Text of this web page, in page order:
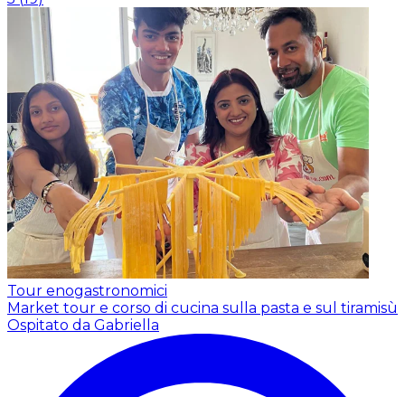
Tour enogastronomici
Market tour e corso di cucina sulla pasta e sul tiramisù
Ospitato da Gabriella